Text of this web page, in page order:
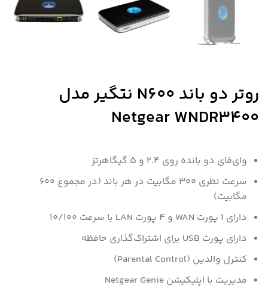
روتر دو باند N600 نتگیر مدل
Netgear WNDR3400
وای‌فای دو بانده روی ۲.۴ و ۵ گیگاهرتز
سرعت نظری ۳۰۰ مگابیت در هر باند (در مجموع ۶۰۰
مگابیت)
دارای ۱ پورت WAN و ۴ پورت LAN با سرعت ۱۰/۱۰۰
دارای پورت USB برای اشتراک‌گذاری حافظه
کنترل والدین (Parental Control)
مدیریت با اپلیکیشن Netgear Genie